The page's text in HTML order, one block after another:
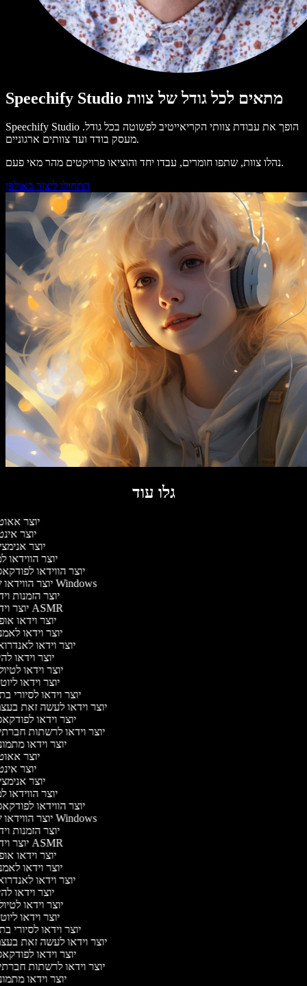
Speechify Studio מתאים לכל גודל של צוות
Speechify Studio הופך את עבודת צוותי הקריאייטיב לפשוטה בכל גודל.
מעסק בודד ועד צוותים ארגוניים.
נהלו צוות, שתפו חומרים, עבדו יחד והוציאו פרויקטים מהר מאי פעם.
התחילו ליצור באולפן
גלו עוד
יוצר
יוצר
יוצר
יוצר הווידאו
יוצר הווידאו
יוצר הווידאו של Windows
יוצר הזמנות
יוצר וידאו ASMR
יוצר וידאו
יוצר וידאו
יוצר וידאו
יוצר וידאו
יוצר וידאו
יוצר וידאו
יוצר וידאו לסיורי
יוצר וידאו לעשה זאת
יוצר וידאו
יוצר וידאו לרשתות
יוצר וידאו
יוצר
יוצר
יוצר
יוצר הווידאו
יוצר הווידאו
יוצר הווידאו של Windows
יוצר הזמנות
יוצר וידאו ASMR
יוצר וידאו
יוצר וידאו
יוצר וידאו
יוצר וידאו
יוצר וידאו
יוצר וידאו
יוצר וידאו לסיורי
יוצר וידאו לעשה זאת
יוצר וידאו
יוצר וידאו לרשתות
יוצר וידאו